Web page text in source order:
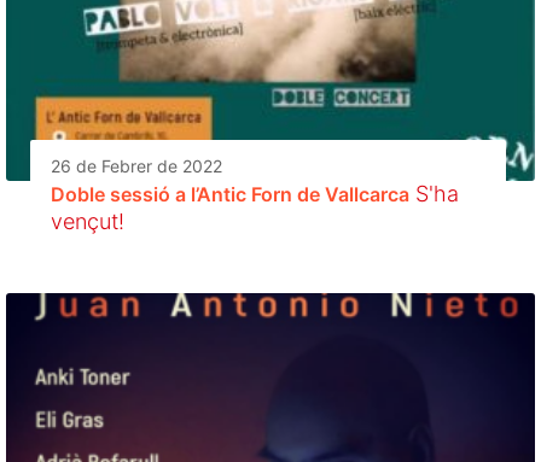
26 de Febrer de 2022
Doble sessió a l’Antic Forn de Vallcarca S'ha
vençut!